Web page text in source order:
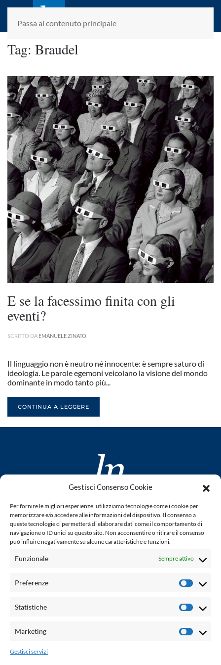
Gestisci Consenso Cookie
Per fornire le migliori esperienze, utilizziamo tecnologie come i cookie per
memorizzare e/o accedere alle informazioni del dispositivo. Il consenso a
queste tecnologie ci permetterà di elaborare dati come il comportamento di
navigazione o ID unici su questo sito. Non acconsentire o ritirare il consenso
può influire negativamente su alcune caratteristiche e funzioni.
Funzionale Sempre attivo
Preferenze
Statistiche
Marketing
Gestisci servizi
Passa al contenuto principale
laletteraturaenoi.it
fondato da Romano Luperini
Tag: Braudel
E se la facessimo finita con gli
eventi?
SCRITTO DA EMANUELE ZINATO
Il linguaggio non è neutro né innocente: è sempre saturo di
ideologia. Le parole egemoni veicolano la visione del mondo
dominante in modo tanto più...
CONTINUA A LEGGERE
www.laletteraturaenoi.it
fondato da Romano Luperini
Questo blog non rappresenta una testata giornalistica in
quanto viene aggiornato senza alcuna periodicità. Non può
legge n° 62 del 7.03.2001. L'autore non è responsabile per
email: